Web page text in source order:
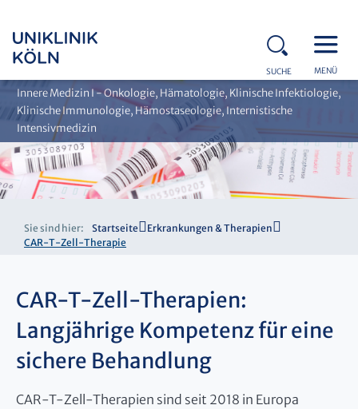
SUCHE MENÜ
Innere Medizin I - Onkologie, Hämatologie, Klinische Infektiologie,
Klinische Immunologie, Hämostaseologie, Internistische
Intensivmedizin
Sie sind hier: Startseite
Erkrankungen & Therapien
CAR-T-Zell-Therapie
CAR-T-Zell-Therapien:
Langjährige Kompetenz für eine
sichere Behandlung
CAR-T-Zell-Therapien sind seit 2018 in Europa